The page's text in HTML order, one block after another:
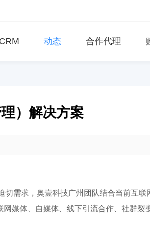
动态 合作代理
）解决方案
需求，奥壹科技广州团队结合当前互联
媒体、自媒体、线下引流合作、社群裂